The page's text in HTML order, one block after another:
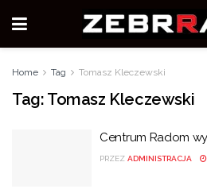
Home Tag Tomasz Kleczewski
Tag: Tomasz Kleczewski
Centrum Radom
PRZEZ ADMINISTRACJA